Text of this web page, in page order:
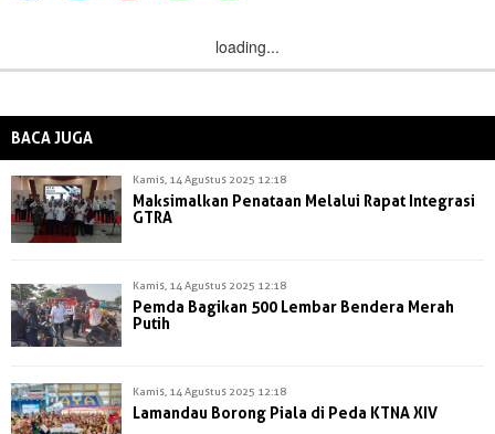
loading...
BACA JUGA
Kamis, 14 Agustus 2025 12:18
Maksimalkan Penataan Melalui Rapat Integrasi
GTRA
Kamis, 14 Agustus 2025 12:18
Pemda Bagikan 500 Lembar Bendera Merah
Putih
Kamis, 14 Agustus 2025 12:18
Lamandau Borong Piala di Peda KTNA XIV